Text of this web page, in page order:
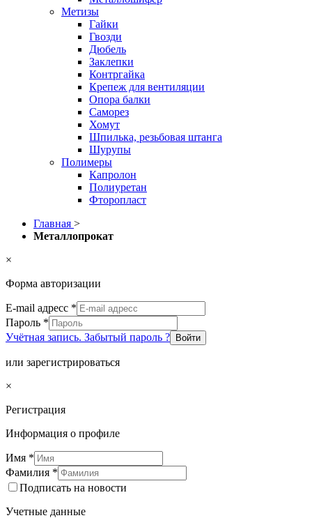
Метизы
Гайки
Гвозди
Дюбель
Заклепки
Контргайка
Крепеж для вентиляции
Опора балки
Саморез
Хомут
Шпилька, резьбовая штанга
Шурупы
Полимеры
Капролон
Полиуретан
Фторопласт
Главная >
Металлопрокат
×
Форма авторизации
E-mail адресс *
Пароль *
Учётная запись. Забытый пароль ?
Войти
или зарегистрироваться
×
Регистрация
Информация о профиле
Имя *
Фамилия *
Подписать на новости
Учетные данные